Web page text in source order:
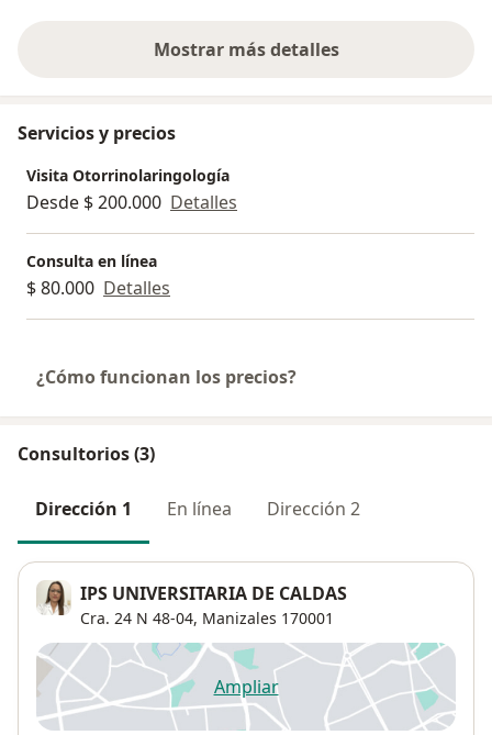
Mostrar más detalles
sobre la experiencia
Servicios y precios
Visita Otorrinolaringología
Desde $ 200.000 Detalles
Consulta en línea
$ 80.000 Detalles
¿Cómo funcionan los precios?
Consultorios (3)
Dirección 1 En línea Dirección 2
IPS UNIVERSITARIA DE CALDAS
Cra. 24 N 48-04, Manizales 170001
Ampliarse abre en una nueva